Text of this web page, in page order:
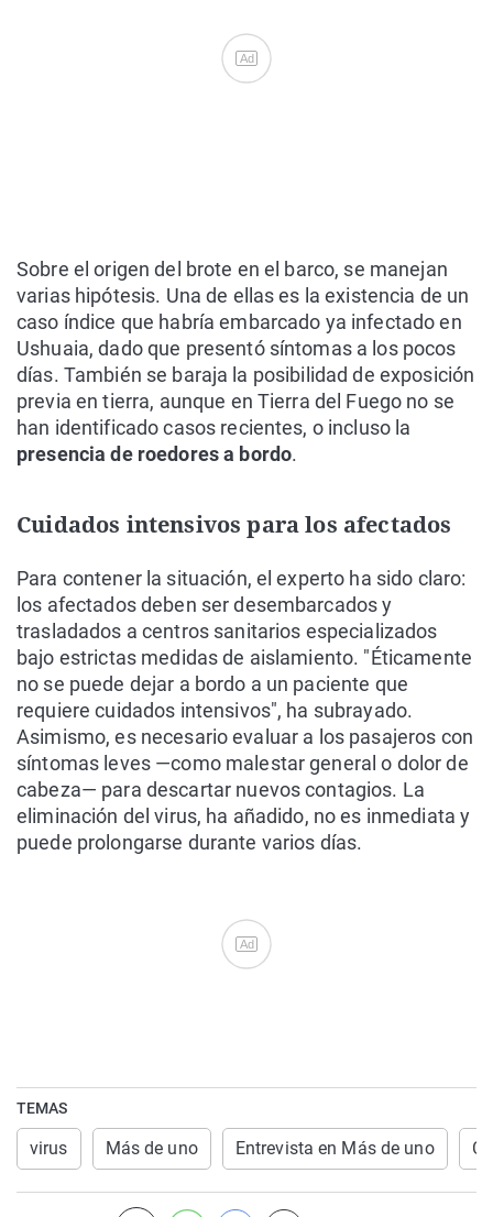
Ad
Sobre el origen del brote en el barco, se manejan
varias hipótesis. Una de ellas es la existencia de un
caso índice que habría embarcado ya infectado en
Ushuaia, dado que presentó síntomas a los pocos
días. También se baraja la posibilidad de exposición
previa en tierra, aunque en Tierra del Fuego no se
han identificado casos recientes, o incluso la
presencia de roedores a bordo.
Cuidados intensivos para los afectados
Para contener la situación, el experto ha sido claro:
los afectados deben ser desembarcados y
trasladados a centros sanitarios especializados
bajo estrictas medidas de aislamiento. "Éticamente
no se puede dejar a bordo a un paciente que
requiere cuidados intensivos", ha subrayado.
Asimismo, es necesario evaluar a los pasajeros con
síntomas leves —como malestar general o dolor de
cabeza— para descartar nuevos contagios. La
eliminación del virus, ha añadido, no es inmediata y
puede prolongarse durante varios días.
Ad
TEMAS
virus Más de uno Entrevista en Más de uno